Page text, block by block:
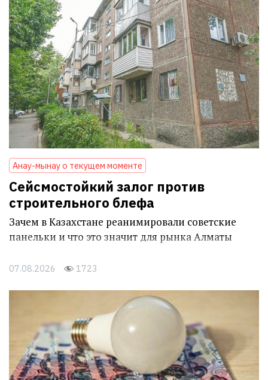
Анау-мынау о текущем моменте
Сейсмостойкий залог против
строительного блефа
Зачем в Казахстане реанимировали советские
панельки и что это значит для рынка Алматы
07.08.2026 1723